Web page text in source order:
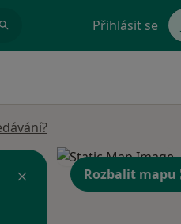
Přihlásit se
Rozbalit mapu